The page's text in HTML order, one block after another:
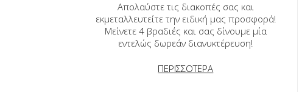
Απολαύστε τις διακοπές σας και
εκμεταλλευτείτε την ειδική μας προσφορά!
Μείνετε 4 βραδιές και σας δίνουμε μία
εντελώς δωρεάν διανυκτέρευση!
ΠΕΡΙΣΣΟΤΕΡΑ